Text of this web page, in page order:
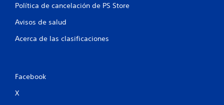
Política de cancelación de PS Store
Avisos de salud
Acerca de las clasificaciones
Facebook
X